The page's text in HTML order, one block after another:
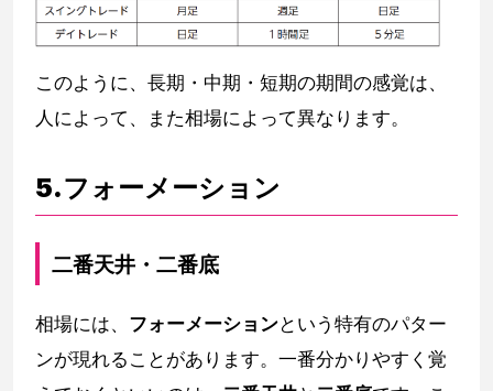
このように、長期・中期・短期の期間の感覚は、
人によって、また相場によって異なります。
5.フォーメーション
二番天井・二番底
相場には、 フォーメーションという特有のパター
ンが現れることがあります。一番分かりやすく覚